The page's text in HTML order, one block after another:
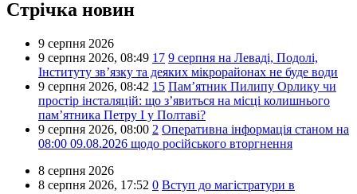
Стрічка новин
9 серпня 2026
9 серпня 2026, 08:49 17 9 серпня на Леваді, Подолі,
Інституту зв’язку та деяких мікрорайонах не буде води
9 серпня 2026, 08:42 15 Пам’ятник Пилипу Орлику чи
простір інсталяцій: що з’явиться на місці колишнього
пам’ятника Петру I у Полтаві?
9 серпня 2026, 08:00 2 Оперативна інформація станом на
08:00 09.08.2026 щодо російського вторгнення
8 серпня 2026
8 серпня 2026, 17:52 0 Вступ до магістратури в